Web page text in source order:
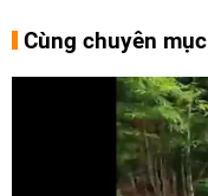
Cùng chuyên mục